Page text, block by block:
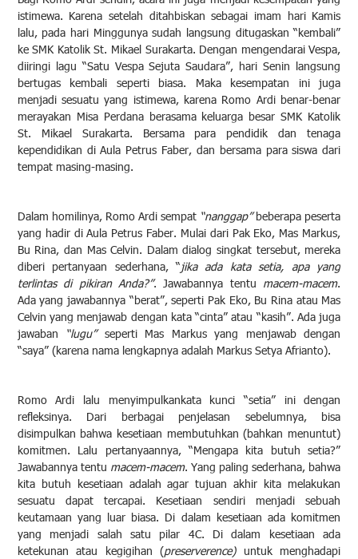
istimewa. Karena setelah ditahbiskan sebagai imam hari Kamis
lalu, pada hari Minggunya sudah langsung ditugaskan “kembali”
ke SMK Katolik St. Mikael Surakarta. Dengan mengendarai Vespa,
diiringi lagu “Satu Vespa Sejuta Saudara”, hari Senin langsung
bertugas kembali seperti biasa. Maka kesempatan ini juga
menjadi sesuatu yang istimewa, karena Romo Ardi benar-benar
merayakan Misa Perdana berasama keluarga besar SMK Katolik
St. Mikael Surakarta. Bersama para pendidik dan tenaga
kependidikan di Aula Petrus Faber, dan bersama para siswa dari
tempat masing-masing.
Dalam homilinya, Romo Ardi sempat “nanggap”beberapa peserta
yang hadir di Aula Petrus Faber. Mulai dari Pak Eko, Mas Markus,
Bu Rina, dan Mas Celvin. Dalam dialog singkat tersebut, mereka
diberi pertanyaan sederhana, “jika ada kata setia, apa yang
terlintas di pikiran Anda?”. Jawabannya tentu macem-macem.
Ada yang jawabannya “berat”, seperti Pak Eko, Bu Rina atau Mas
Celvin yang menjawab dengan kata “cinta” atau “kasih”. Ada juga
jawaban “lugu”seperti Mas Markus yang menjawab dengan
“saya” (karena nama lengkapnya adalah Markus Setya Afrianto).
Romo Ardi lalu menyimpulkankata kunci “setia” ini dengan
refleksinya. Dari berbagai penjelasan sebelumnya, bisa
disimpulkan bahwa kesetiaan membutuhkan (bahkan menuntut)
komitmen. Lalu pertanyaannya, “Mengapa kita butuh setia?”
Jawabannya tentu macem-macem. Yang paling sederhana, bahwa
kita butuh kesetiaan adalah agar tujuan akhir kita melakukan
sesuatu dapat tercapai. Kesetiaan sendiri menjadi sebuah
keutamaan yang luar biasa. Di dalam kesetiaan ada komitmen
yang menjadi salah satu pilar 4C. Di dalam kesetiaan ada
ketekunan atau kegigihan (preserverence)untuk menghadapi